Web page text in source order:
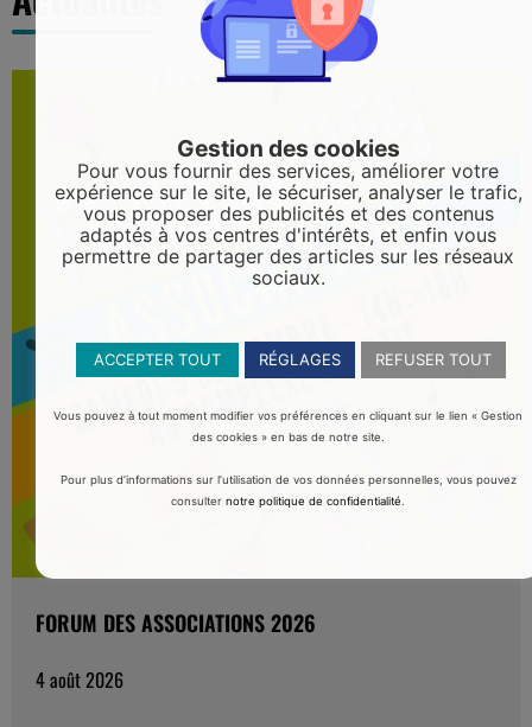
FORUM DES ASSOCIATIONS 2026
4 août 2026
Gestion des cookies
Pour vous fournir des services, améliorer votre
expérience sur le site, le sécuriser, analyser le trafic,
vous proposer des publicités et des contenus
adaptés à vos centres d'intérêts, et enfin vous
permettre de partager des articles sur les réseaux
sociaux.
ACCEPTER TOUT RÉGLAGES REFUSER TOUT
Vous pouvez à tout moment modifier vos préférences en cliquant sur le lien « Gestion
des cookies » en bas de notre site.
Pour plus d’informations sur l’utilisation de vos données personnelles, vous pouvez
consulternotre politique de confidentialité.